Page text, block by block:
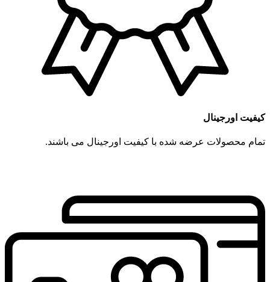
کیفیت اورجینال
تمام محصولات عرضه شده با کیفیت اورجینال می باشند.